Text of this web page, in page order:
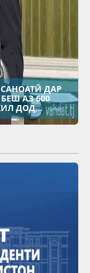
ДАР
АЗ 600
ДОД...